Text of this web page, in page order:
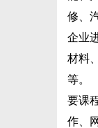
修、
企业
材料
等。
要课
作、